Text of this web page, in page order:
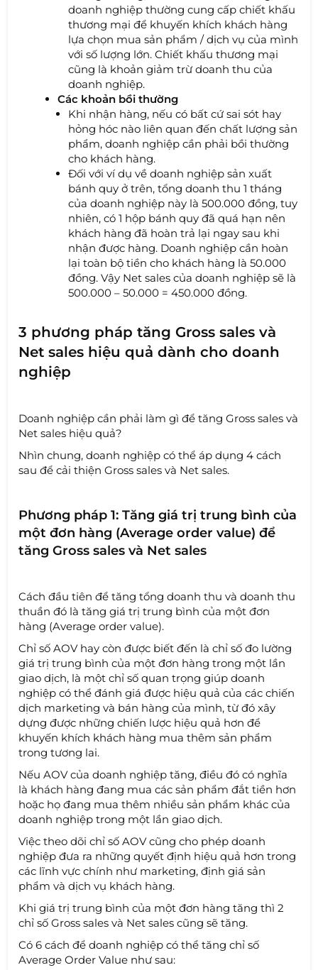
doanh nghiệp thường cung cấp chiết khấu
thương mại để khuyến khích khách hàng
lựa chọn mua sản phẩm / dịch vụ của mình
với số lượng lớn. Chiết khấu thương mại
cũng là khoản giảm trừ doanh thu của
doanh nghiệp.
Các khoản bồi thường
Khi nhận hàng, nếu có bất cứ sai sót hay
hỏng hóc nào liên quan đến chất lượng sản
phẩm, doanh nghiệp cần phải bồi thường
cho khách hàng.
Đối với ví dụ về doanh nghiệp sản xuất
bánh quy ở trên, tổng doanh thu 1 tháng
của doanh nghiệp này là 500.000 đồng, tuy
nhiên, có 1 hộp bánh quy đã quá hạn nên
khách hàng đã hoàn trả lại ngay sau khi
nhận được hàng. Doanh nghiệp cần hoàn
lại toàn bộ tiền cho khách hàng là 50.000
đồng. Vậy Net sales của doanh nghiệp sẽ là
500.000 – 50.000 = 450.000 đồng.
3 phương pháp tăng Gross sales và
Net sales hiệu quả dành cho doanh
nghiệp
Doanh nghiệp cần phải làm gì để tăng Gross sales và
Net sales hiệu quả?
Nhìn chung, doanh nghiệp có thể áp dụng 4 cách
sau để cải thiện Gross sales và Net sales.
Phương pháp 1: Tăng giá trị trung bình của
một đơn hàng (Average order value) để
tăng Gross sales và Net sales
Cách đầu tiên để tăng tổng doanh thu và doanh thu
thuần đó là tăng giá trị trung bình của một đơn
hàng (Average order value).
Chỉ số AOV hay còn được biết đến là chỉ số đo lường
giá trị trung bình của một đơn hàng trong một lần
giao dịch, là một chỉ số quan trọng giúp doanh
nghiệp có thể đánh giá được hiệu quả của các chiến
dịch marketing và bán hàng của mình, từ đó xây
dựng được những chiến lược hiệu quả hơn để
khuyến khích khách hàng mua thêm sản phẩm
trong tương lai.
Nếu AOV của doanh nghiệp tăng, điều đó có nghĩa
là khách hàng đang mua các sản phẩm đắt tiền hơn
hoặc họ đang mua thêm nhiều sản phẩm khác của
doanh nghiệp trong một lần giao dịch.
Việc theo dõi chỉ số AOV cũng cho phép doanh
nghiệp đưa ra những quyết định hiệu quả hơn trong
các lĩnh vực chính như marketing, định giá sản
phẩm và dịch vụ khách hàng.
Khi giá trị trung bình của một đơn hàng tăng thì 2
chỉ số Gross sales và Net sales cũng sẽ tăng.
Có 6 cách để doanh nghiệp có thể tăng chỉ số
Average Order Value như sau: